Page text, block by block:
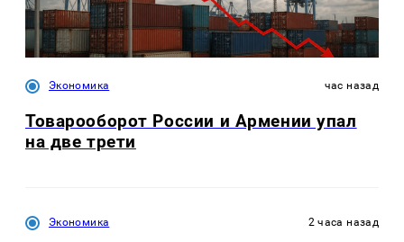
Экономика час назад
Товарооборот России и Армении упал
на две трети
Экономика 2 часа назад